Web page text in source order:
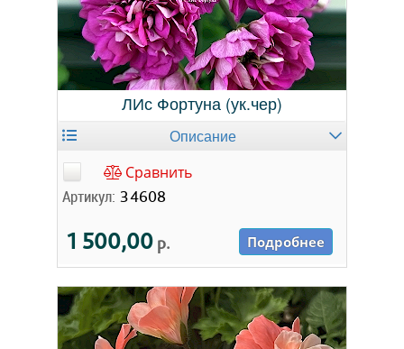
ЛИс Фортуна (ук.чер)
Описание
Сравнить
Артикул: 34608
1 500,00 р. Подробнее